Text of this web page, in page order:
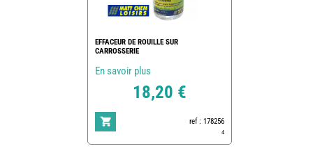
EFFACEUR DE ROUILLE SUR
CARROSSERIE
En savoir plus
18,20 €
ref : 178256
4